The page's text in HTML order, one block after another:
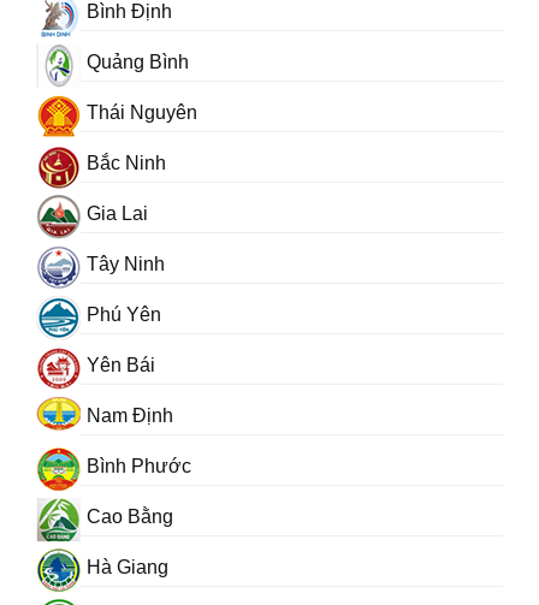
Bình Định
Quảng Bình
Thái Nguyên
Bắc Ninh
Gia Lai
Tây Ninh
Phú Yên
Yên Bái
Nam Định
Bình Phước
Cao Bằng
Hà Giang